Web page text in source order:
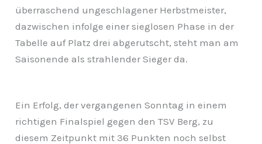
überraschend ungeschlagener Herbstmeister,
dazwischen infolge einer sieglosen Phase in der
Tabelle auf Platz drei abgerutscht, steht man am
Saisonende als strahlender Sieger da.
Ein Erfolg, der vergangenen Sonntag in einem
richtigen Finalspiel gegen den TSV Berg, zu
diesem Zeitpunkt mit 36 Punkten noch selbst